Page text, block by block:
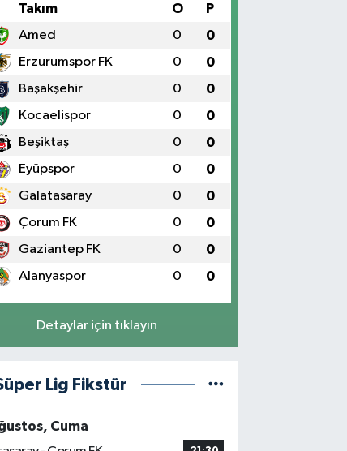
Takım O P
Amed 0 0
Erzurumspor FK 0 0
Başakşehir 0 0
Kocaelispor 0 0
Beşiktaş 0 0
Eyüpspor 0 0
Galatasaray 0 0
Çorum FK 0 0
Gaziantep FK 0 0
Alanyaspor 0 0
Detaylar için tıklayın
Lig Fikstür
Cuma